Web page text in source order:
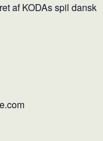
af KODAs spil dansk